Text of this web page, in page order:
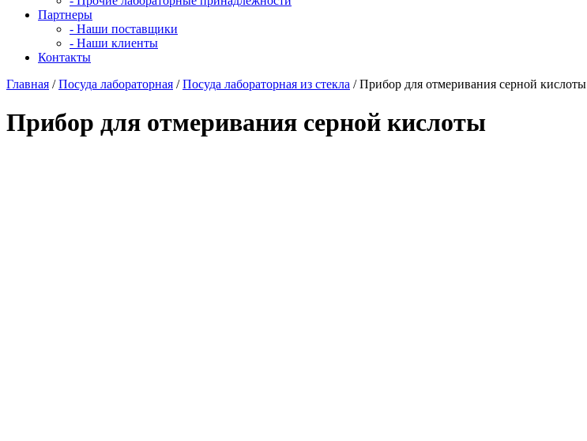
Партнеры
- Наши поставщики
- Наши клиенты
Контакты
Главная /Посуда лабораторная /Посуда лабораторная из стекла / Прибор для отмеривания серной кислоты
Прибор для отмеривания серной кислоты